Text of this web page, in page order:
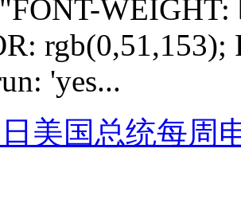
'yes...
美国总统每周